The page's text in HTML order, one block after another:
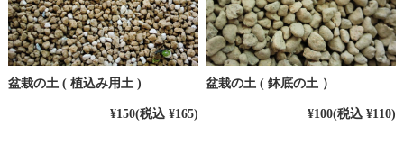
盆栽の土 ( 植込み用土 )
¥150(税込 ¥165)
盆栽の土 ( 鉢底の土 ）
¥100(税込 ¥110)